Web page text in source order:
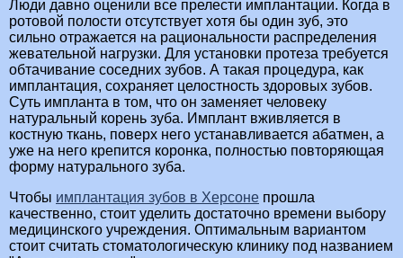
Люди давно оценили все прелести имплантации. Когда в
ротовой полости отсутствует хотя бы один зуб, это
сильно отражается на рациональности распределения
жевательной нагрузки. Для установки протеза требуется
обтачивание соседних зубов. А такая процедура, как
имплантация, сохраняет целостность здоровых зубов.
Суть импланта в том, что он заменяет человеку
натуральный корень зуба. Имплант вживляется в
костную ткань, поверх него устанавливается абатмен, а
уже на него крепится коронка, полностью повторяющая
форму натурального зуба.
Чтобы имплантация зубов в Херсоне прошла
качественно, стоит уделить достаточно времени выбору
медицинского учреждения. Оптимальным вариантом
стоит считать стоматологическую клинику под названием